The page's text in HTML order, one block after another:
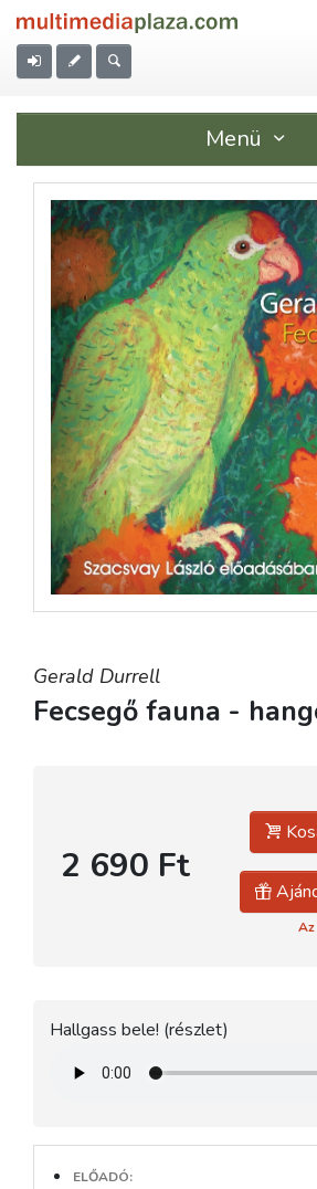
Menü
Gerald Durrell
Fecsegő fauna -
2 690 Ft
Hallgass bele! (részlet)
ELŐADÓ: